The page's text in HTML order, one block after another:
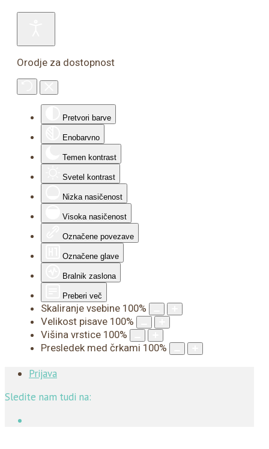
Orodje za dostopnost
Pretvori barve
Enobarvno
Temen kontrast
Svetel kontrast
Nizka nasičenost
Visoka nasičenost
Označene povezave
Označene glave
Bralnik zaslona
Preberi več
Skaliranje vsebine 100%
Velikost pisave 100%
Višina vrstice 100%
Presledek med črkami 100%
Prijava
Sledite nam tudi na: